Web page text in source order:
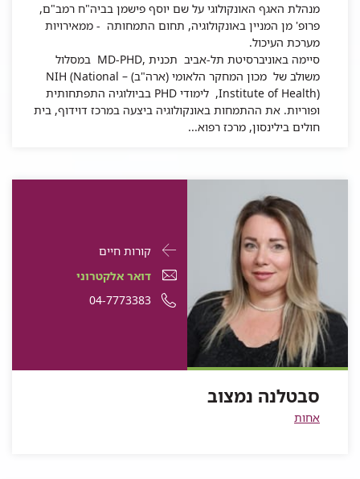
מנהלת האגף האונקולוגי על שם יוסף פישמן בביה"ח רמב"ם,
פרופ' מן המניין באונקולוגיה, תחום התמחותה - ממאירויות
מערכת העיכול.
סיימה באוניברסיטת תל-אביב תכנית ,MD-PHD במסלול
משולב של מכון המחקר הלאומי (ארה"ב) – NIH (National
Institute of Health), לימודי PHD בביולוגיה התפתחותית
ופוריות. את ההתמחות באונקולוגיה ביצעה במרכז דוידוף, בית
חולים בילינסון, מרכז רפוא...
פרטי
התקשרות
עבור
סבטלנה
קורות חייםעבור
סבטלנה
נמצוב
דואר
אלקטרוני
דואר אלקטרוני
מספר
סבטלנה
04-7773383
סבטלנה נמצוב
אחות